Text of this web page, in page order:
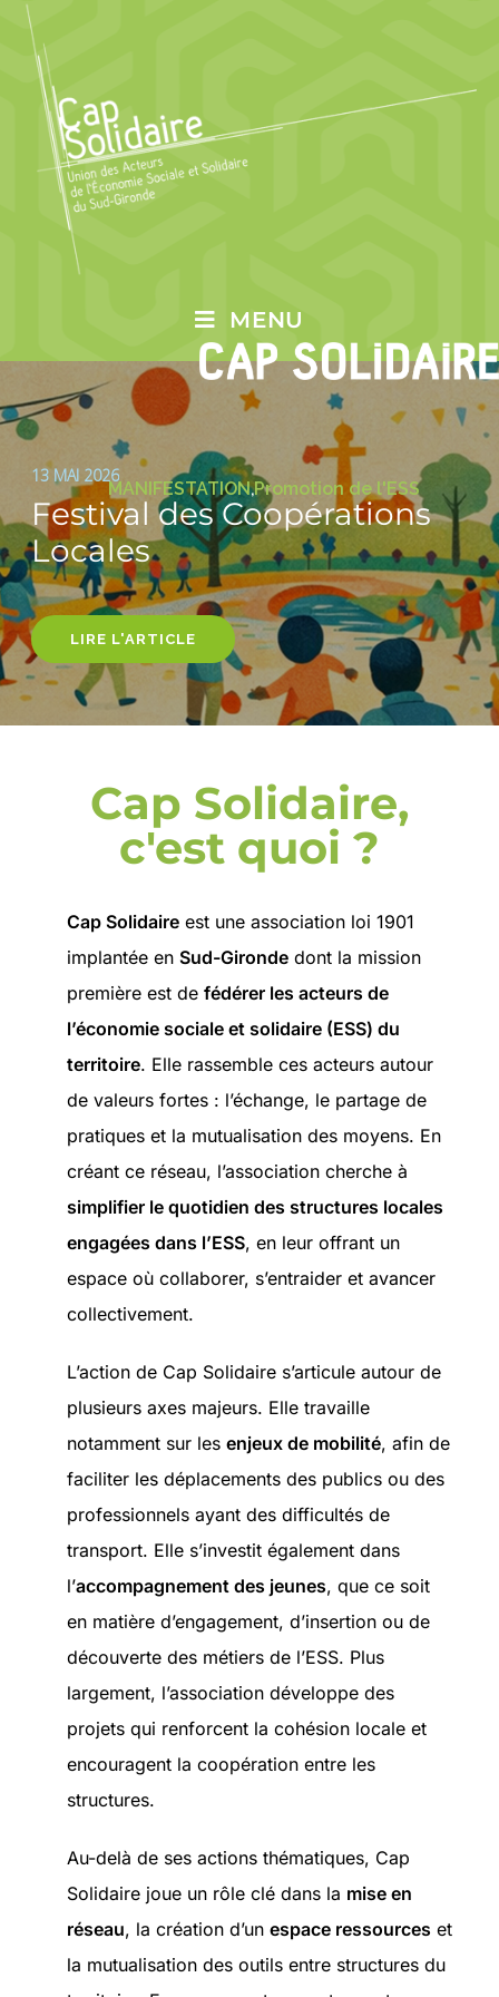
MENU
Festival des Coopérations
Locales
13 MAI 2026
LIRE L'ARTICLE
MANIFESTATION,Promotion de l'ESS
Cap Solidaire,
c'est quoi ?
Cap Solidaire est une association loi 1901
implantée en Sud-Gironde dont la mission
première est de fédérer les acteurs de
l’économie sociale et solidaire (ESS) du
territoire. Elle rassemble ces acteurs autour
de valeurs fortes : l’échange, le partage de
pratiques et la mutualisation des moyens. En
créant ce réseau, l’association cherche à
simplifier le quotidien des structures locales
engagées dans l’ESS, en leur offrant un
espace où collaborer, s’entraider et avancer
collectivement.
L’action de Cap Solidaire s’articule autour de
plusieurs axes majeurs. Elle travaille
notamment sur les enjeux de mobilité, afin de
faciliter les déplacements des publics ou des
professionnels ayant des difficultés de
transport. Elle s’investit également dans
l’accompagnement des jeunes, que ce soit
en matière d’engagement, d’insertion ou de
découverte des métiers de l’ESS. Plus
largement, l’association développe des
projets qui renforcent la cohésion locale et
encouragent la coopération entre les
structures.
Au-delà de ses actions thématiques, Cap
Solidaire joue un rôle clé dans la mise en
réseau, la création d’un espace ressources et
la mutualisation des outils entre structures du